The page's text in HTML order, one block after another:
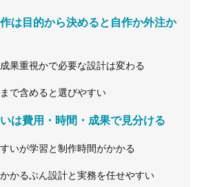
は目的から決めると自作か外注か
果重視かで必要な設計は変わる
で含めると選びやすい
は費用・時間・成果で見分ける
いが学習と制作時間がかかる
かるぶん設計と実務を任せやすい